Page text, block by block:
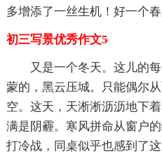
多增添了一丝生机！好一个春
初三写景优秀作文5
又是一个冬天。这儿的
蒙的，黑云压城。只能偶尔
空。这天，天淅淅沥沥地下
满是阴霾。寒风拼命从窗户
打冷战，同桌似乎也感到了